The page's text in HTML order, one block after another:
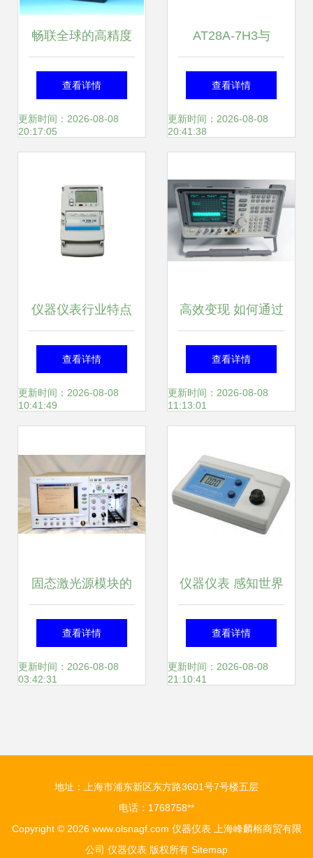
畅联全球的高精度
仪器仪表集合 专注
华阳检测等多家世
查看详情
更新时间：2026-08-08
20:17:05
AT28A-7H3与
AT28V-7H3智能数
显表 精准测量与智
新标杆
查看详情
更新时间：2026-08-08
20:41:38
仪器仪表行业特点
及竞争格局分析
查看详情
更新时间：2026-08-08
10:41:49
高效变现 如何通过
现金回收倒闭工厂
的Agilent 8563E频
表
查看详情
更新时间：2026-08-08
11:13:01
固态激光源模块的
高效运维 处理是
德/安捷伦81655A
查看详情
更新时间：2026-08-08
03:42:31
仪器仪表 感知世界
的精密触角
查看详情
更新时间：2026-08-08
21:10:41
地址：上海市浦东新区东方路3601号7号楼五层
电话：1768758**
Copyright © 2026 www.olsnagf.com 仪器仪表
上海峰麟榕商贸有限
公司 仪器仪表 版权所有 Sitemap